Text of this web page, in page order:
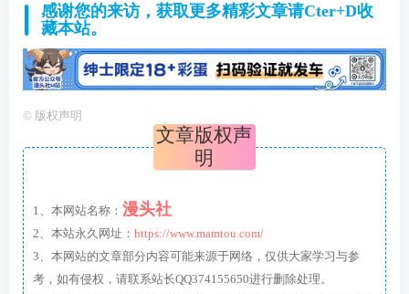
感谢您的来访，获取更多精彩文章请Cter+D收
藏本站。
© 版权声明
文章版权声
明
1、本网站名称： 漫头社
2、本站永久网址： https://www.mamtou.com/
3、本网站的文章部分内容可能来源于网络，仅供大家学习与参
考，如有侵权，请联系站长QQ374155650进行删除处理。